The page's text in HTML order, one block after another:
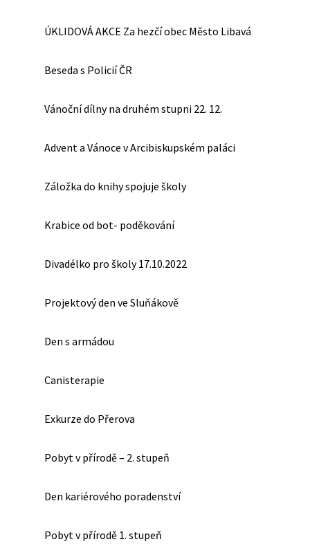
ÚKLIDOVÁ AKCE Za hezčí obec Město Libavá
Beseda s Policií ČR
Vánoční dílny na druhém stupni 22. 12.
Advent a Vánoce v Arcibiskupském paláci
Záložka do knihy spojuje školy
Krabice od bot- poděkování
Divadélko pro školy 17.10.2022
Projektový den ve Sluňákově
Den s armádou
Canisterapie
Exkurze do Přerova
Pobyt v přírodě – 2. stupeň
Den kariérového poradenství
Pobyt v přírodě 1. stupeň